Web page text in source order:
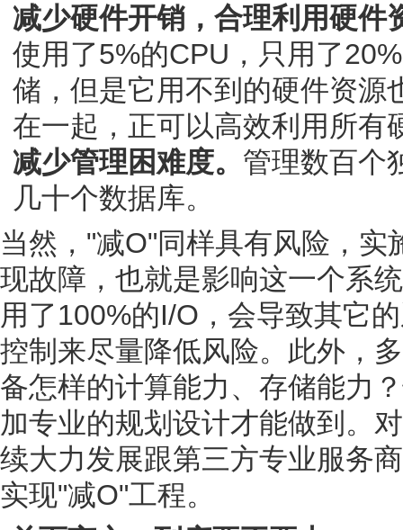
减少硬件开销，合理利用硬件
使用了5%的CPU，只用了
储，但是它用不到的硬件资源
在一起，正可以高效利用所有
减少管理困难度。 管理数百个
几十个数据库。
当然，"减O"同样具有风险，
现故障，也就是影响这一个系
用了100%的I/O，会导致其它
控制来尽量降低风险。此外，
备怎样的计算能力、存储能力
加专业的规划设计才能做到。
续大力发展跟第三方专业服务
实现"减O"工程。